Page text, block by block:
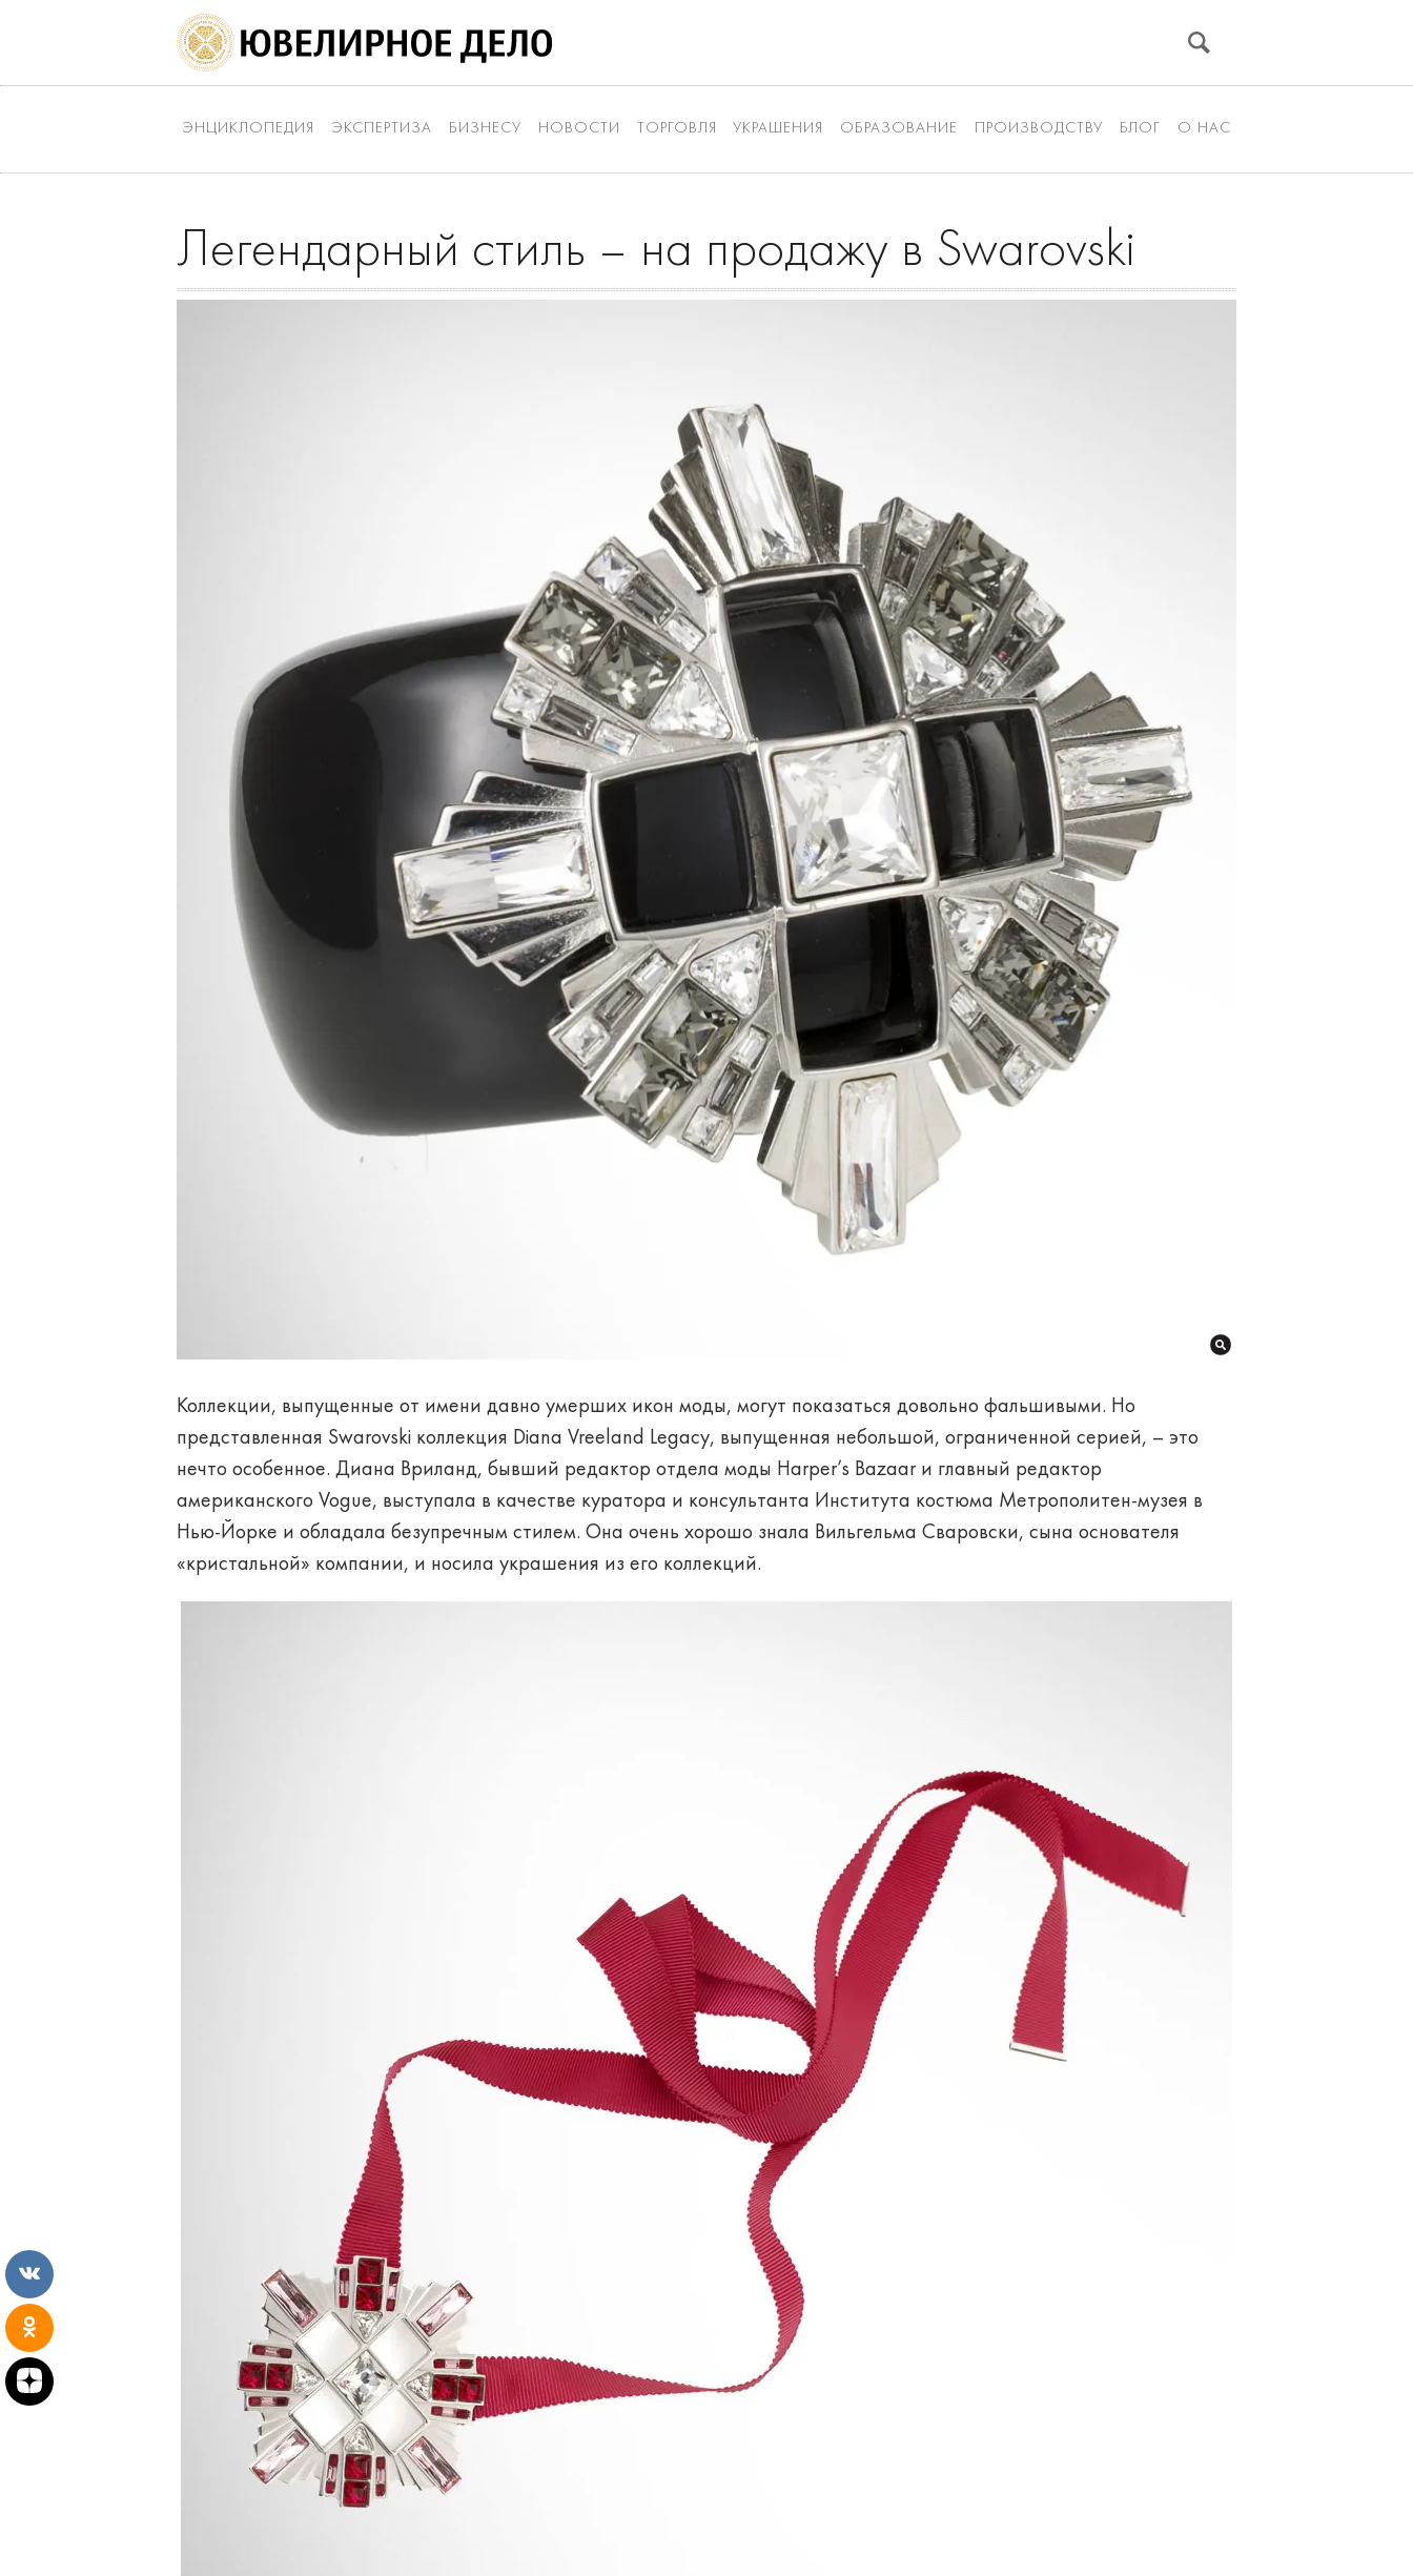
ЭНЦИКЛОПЕДИЯ ЭКСПЕРТИЗА БИЗНЕСУ НОВОСТИ ТОРГОВЛЯ УКРАШЕНИЯ ОБРАЗОВАНИЕ ПРОИЗВОДСТВУ БЛОГ О НАС
Легендарный стиль – на продажу в Swarovski
Коллекции, выпущенные от имени давно умерших икон моды, могут показаться довольно фальшивыми. Но
представленная Swarovski коллекция Diana Vreeland Legacy, выпущенная небольшой, ограниченной серией, – это
нечто особенное. Диана Вриланд, бывший редактор отдела моды Harper’s Bazaar и главный редактор
американского Vogue, выступала в качестве куратора и консультанта Института костюма Метрополитен-музея в
Нью-Йорке и обладала безупречным стилем. Она очень хорошо знала Вильгельма Сваровски, сына основателя
«кристальной» компании, и носила украшения из его коллекций.